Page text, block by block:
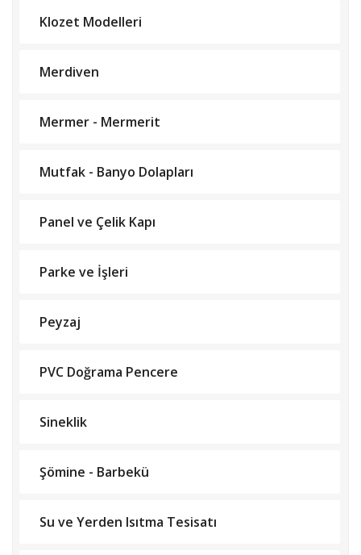
Klozet Modelleri
Merdiven
Mermer - Mermerit
Mutfak - Banyo Dolapları
Panel ve Çelik Kapı
Parke ve İşleri
Peyzaj
PVC Doğrama Pencere
Sineklik
Şömine - Barbekü
Su ve Yerden Isıtma Tesisatı